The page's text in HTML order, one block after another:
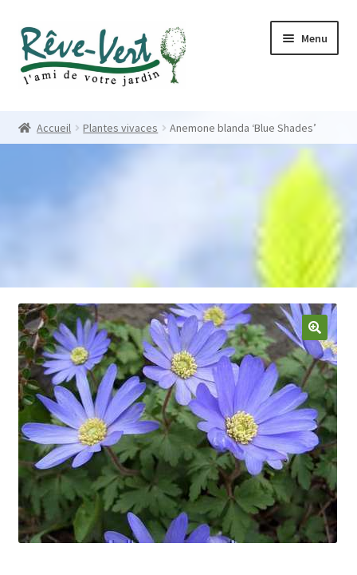
Skip
to
navigation
Skip
to
content
Menu
Accueil Plantes vivaces Anemone blanda ‘Blue Shades’